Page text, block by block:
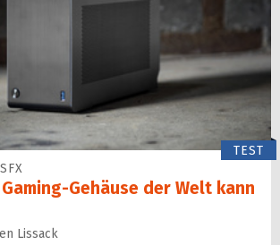
TEST
Gehäuse der Welt kann
Lissack